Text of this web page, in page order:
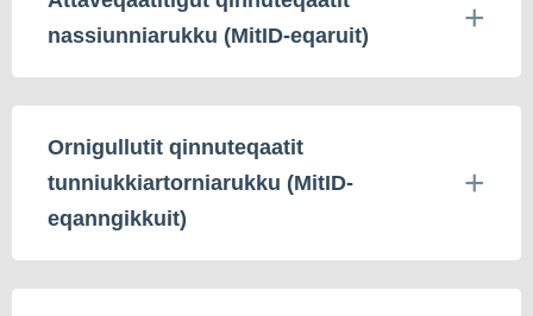
nassiunniarukku (MitID-eqaruit)
Ornigullutit qinnuteqaatit
tunniukkiartorniarukku (MitID-
eqanngikkuit)